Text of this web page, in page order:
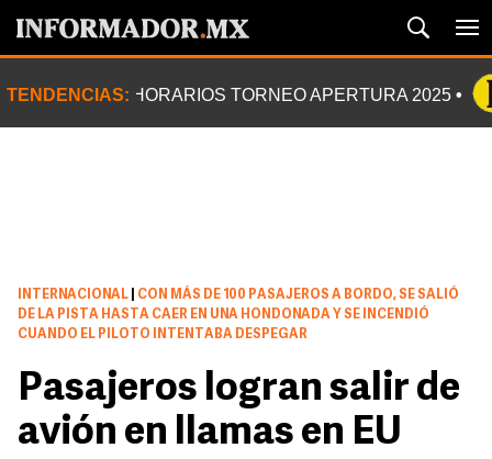
TENDENCIAS: HORARIOS TORNEO APERTURA 2025
INTERNACIONAL
CON MÁS DE 100 PASAJEROS A BORDO, SE SALIÓ
DE LA PISTA HASTA CAER EN UNA HONDONADA Y SE INCENDIÓ
CUANDO EL PILOTO INTENTABA DESPEGAR
Pasajeros logran salir de
avión en llamas en EU